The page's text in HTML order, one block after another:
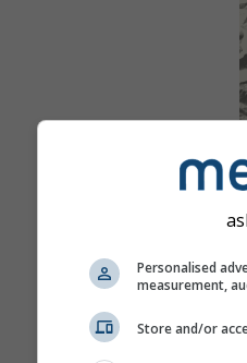
Personalised
measurement,
Store and/or